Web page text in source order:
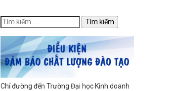
Chỉ đường đến Trường Đại học Kinh doanh